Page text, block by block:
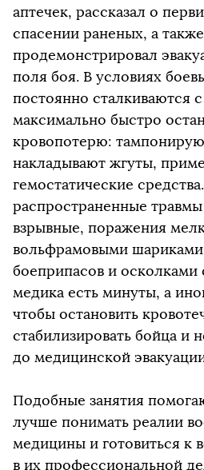
аптечек, рассказал о
спасении раненых, а также
продемонстрировал
поля боя. В условиях
постоянно сталкиваются
максимально быстро
кровопотерю:
накладывают жгуты,
гемостатические
распространенные
взрывные, поражения
вольфрамовыми шариками
боеприпасов и осколками
медика есть минуты, а
чтобы остановить
стабилизировать бойца и
до медицинской
Подобные занятия
лучше понимать реалии
медицины и готовиться к
в их профессиональной